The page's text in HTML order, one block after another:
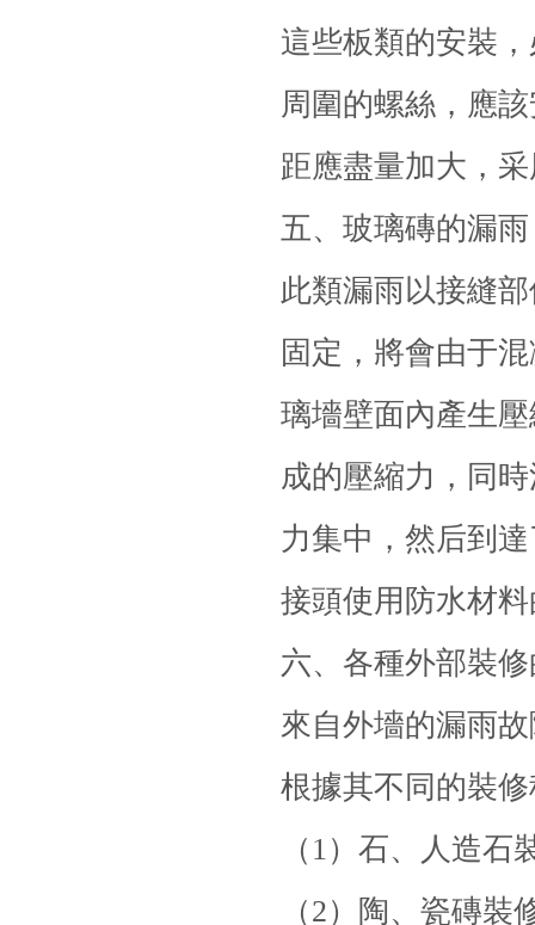
這些板類的安裝
周圍的螺絲，應
距應盡量加大，
五、玻璃磚的漏雨
此類漏雨以接縫
固定，將會由于
璃墻壁面內產生
成的壓縮力，同
力集中，然后到
接頭使用 防水材料
六、各種外部裝
來自外墻的漏雨
根據其不同的裝
（1）石、人造
（2）陶、瓷磚